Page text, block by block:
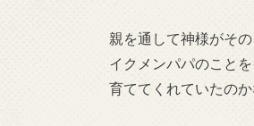
親を通して神様がそ
イクメンパパのこと
育ててくれていたのか